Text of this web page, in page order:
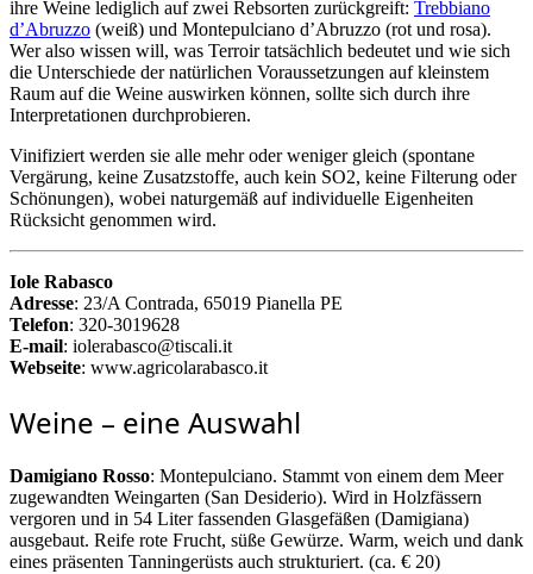
ihre Weine lediglich auf zwei Rebsorten zurückgreift: Trebbiano
d’Abruzzo (weiß) und Montepulciano d’Abruzzo (rot und rosa).
Wer also wissen will, was Terroir tatsächlich bedeutet und wie sich
die Unterschiede der natürlichen Voraussetzungen auf kleinstem
Raum auf die Weine auswirken können, sollte sich durch ihre
Interpretationen durchprobieren.
Vinifiziert werden sie alle mehr oder weniger gleich (spontane
Vergärung, keine Zusatzstoffe, auch kein SO2, keine Filterung oder
Schönungen), wobei naturgemäß auf individuelle Eigenheiten
Rücksicht genommen wird.
Iole Rabasco
Adresse: 23/A Contrada, 65019 Pianella PE
Telefon: 320-3019628
E-mail: iolerabasco@tiscali.it
Webseite: www.agricolarabasco.it
Weine – eine Auswahl
Damigiano Rosso: Montepulciano. Stammt von einem dem Meer
zugewandten Weingarten (San Desiderio). Wird in Holzfässern
vergoren und in 54 Liter fassenden Glasgefäßen (Damigiana)
ausgebaut. Reife rote Frucht, süße Gewürze. Warm, weich und dank
eines präsenten Tanningerüsts auch strukturiert. (ca. € 20)